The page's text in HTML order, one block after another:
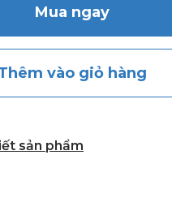
Mua ngay
vào giỏ hàng
sản phẩm